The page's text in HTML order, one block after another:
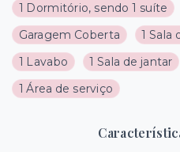
1 Dormitório, sendo 1 suíte
Garagem Coberta
1 Sala
1 Lavabo
1 Sala de jantar
1 Área de serviço